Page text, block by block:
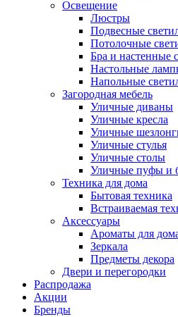
Освещение
Люстры
Подвесные
Потолочные
Бра и настенные
Настольные
Напольные
Загородная мебель
Уличные диваны
Уличные кресла
Уличные
Уличные стулья
Уличные столы
Уличные пуфы и
Техника для дома
Бытовая техника
Встраиваемая
Аксессуары
Ароматы для
Зеркала
Предметы декора
Двери и перегородки
Распродажа
Акции
Бренды